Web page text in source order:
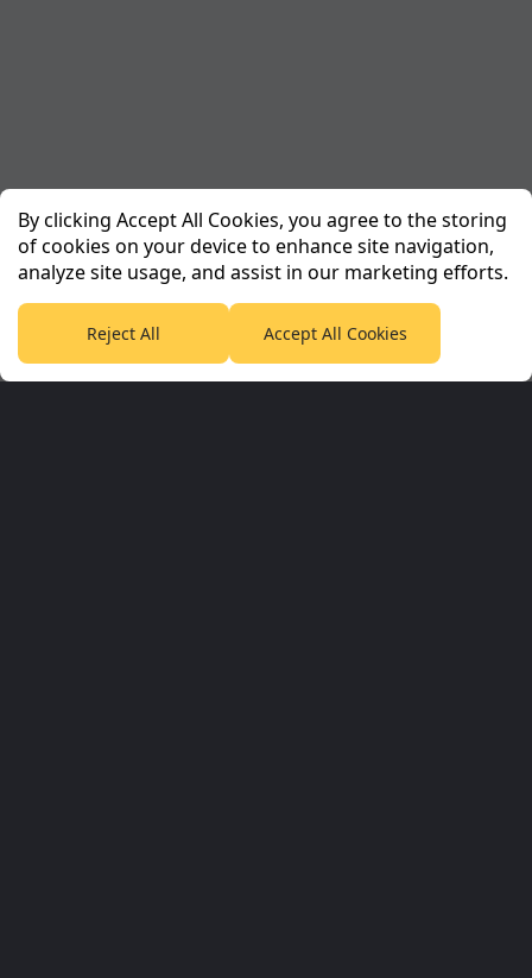
Planet Sport Network
By clicking Accept All Cookies, you agree to the storing
of cookies on your device to enhance site navigation,
analyze site usage, and assist in our marketing efforts.
Reject All Accept All Cookies